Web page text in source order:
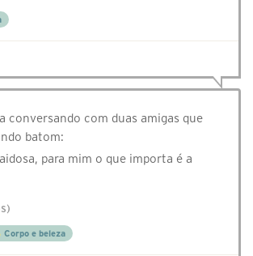
conversando com duas amigas que
batom:
para mim o que importa é a
Corpo e beleza